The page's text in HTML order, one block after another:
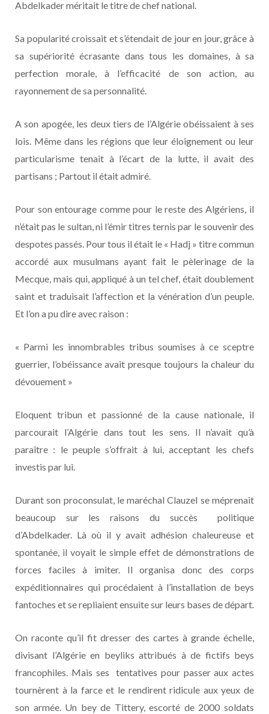
Abdelkader méritait le titre de chef national.
Sa popularité croissait et s’étendait de jour en jour, grâce à
sa supériorité écrasante dans tous les domaines, à sa
perfection morale, à l’efficacité de son action, au
rayonnement de sa personnalité.
A son apogée, les deux tiers de l’Algérie obéissaient à ses
lois. Même dans les régions que leur éloignement ou leur
particularisme tenait à l’écart de la lutte, il avait des
partisans ; Partout il était admiré.
Pour son entourage comme pour le reste des Algériens, il
n’était pas le sultan, ni l’émir titres ternis par le souvenir des
despotes passés. Pour tous il était le « Hadj » titre commun
accordé aux musulmans ayant fait le pèlerinage de la
Mecque, mais qui, appliqué à un tel chef, était doublement
saint et traduisait l’affection et la vénération d’un peuple.
Et l’on a pu dire avec raison :
« Parmi les innombrables tribus soumises à ce sceptre
guerrier, l’obéissance avait presque toujours la chaleur du
dévouement »
Eloquent tribun et passionné de la cause nationale, il
parcourait l’Algérie dans tout les sens. Il n’avait qu’à
paraître : le peuple s’offrait à lui, acceptant les chefs
investis par lui.
Durant son proconsulat, le maréchal Clauzel se méprenait
beaucoup sur les raisons du succès politique
d’Abdelkader. Là où il y avait adhésion chaleureuse et
spontanée, il voyait le simple effet de démonstrations de
forces faciles à imiter. Il organisa donc des corps
expéditionnaires qui procédaient à l’installation de beys
fantoches et se repliaient ensuite sur leurs bases de départ.
On raconte qu’il fit dresser des cartes à grande échelle,
divisant l’Algérie en beyliks attribués à de fictifs beys
francophiles. Mais ses tentatives pour passer aux actes
tournèrent à la farce et le rendirent ridicule aux yeux de
son armée. Un bey de Tittery, escorté de 2000 soldats